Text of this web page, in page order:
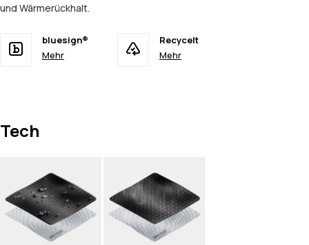
und Wärmerückhalt.
bluesign®
Mehr
Recycelt
Mehr
Tech